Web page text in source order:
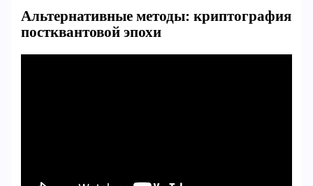
Альтернативные методы: криптография
постквантовой эпохи